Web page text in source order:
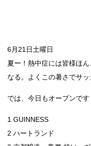
6月21日土曜日
夏ー！熱中症には皆様ほ
なる。よくこの暑さでサ
では、今日もオープンです
1 GUINNESS
2 ハートランド